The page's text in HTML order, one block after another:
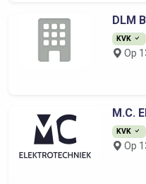
DLM
KVK
Op
M.C.
KVK
Op